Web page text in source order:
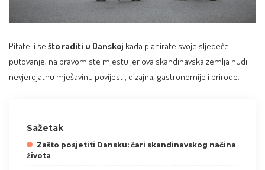
Pitate li se što raditi u Danskoj kada planirate svoje sljedeće
putovanje, na pravom ste mjestu jer ova skandinavska zemlja nudi
nevjerojatnu mješavinu povijesti, dizajna, gastronomije i prirode.
Sažetak
Zašto posjetiti Dansku: čari skandinavskog načina
života